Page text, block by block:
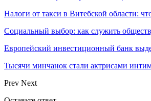
Налоги от такси в Витебской области:
Социальный выбор: как служить
Европейский инвестиционный банк
Тысячи минчанок стали актрисами
Prev Next